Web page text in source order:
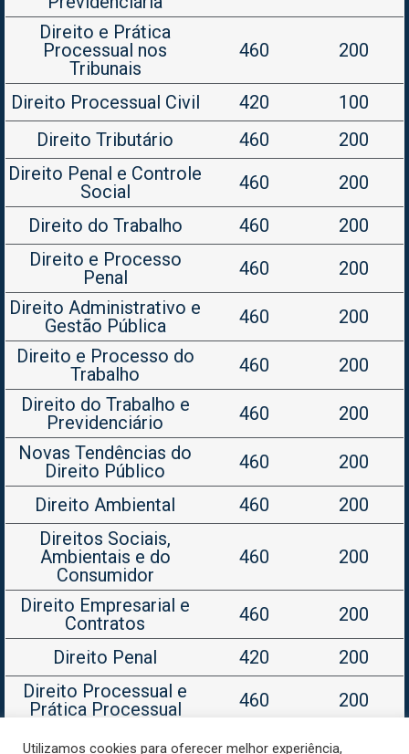
Direito e Prática
Processual nos
Tribunais
460 200
Direito Processual Civil 420
100
Direito Tributário
460
200
Direito Penal e Controle
Social
460
200
Direito do Trabalho
460
200
Direito e Processo
Penal
460
200
Direito Administrativo e
Gestão Pública
460
200
Direito e Processo do
Trabalho
460
200
Direito do Trabalho e
Previdenciário
460
200
Novas Tendências do
Direito Público
460
200
Direito Ambiental
460
200
Direitos Sociais,
Ambientais e do
Consumidor
460 200
Direito Empresarial e
Contratos
460
200
Direito Penal
420
200
Direito Processual e
Prática Processual
460 200
Utilizamos cookies para oferecer melhor experiência,